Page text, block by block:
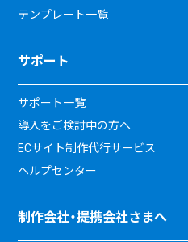
テンプレート一覧
サポート
サポート一覧
導入をご検討中の方へ
ECサイト制作代行サービス
ヘルプセンター
制作会社・提携会社さまへ